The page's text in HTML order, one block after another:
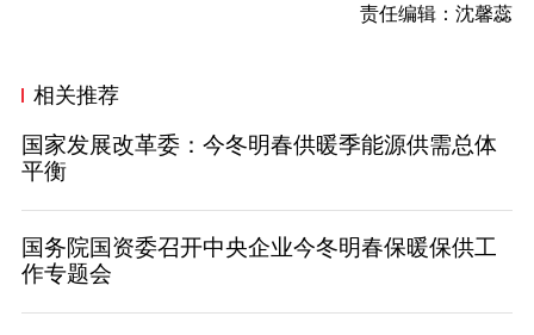
责任编辑：沈馨蕊
相关推荐
国家发展改革委：今冬明春供暖季能源供需总体
平衡
国务院国资委召开中央企业今冬明春保暖保供工
作专题会